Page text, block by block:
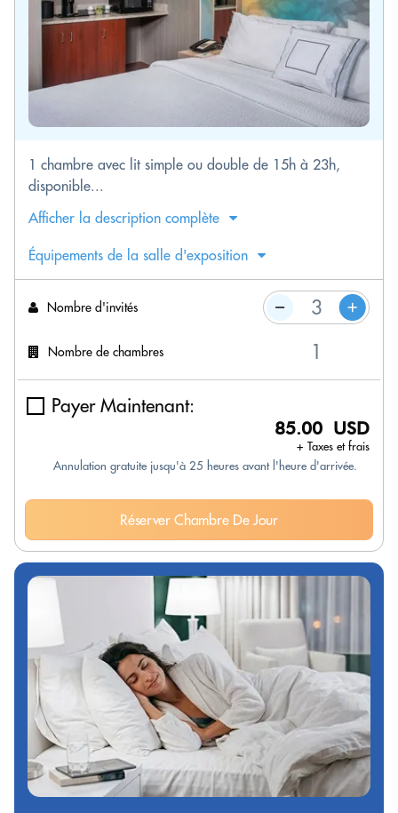
1 chambre avec lit simple ou double de 15h à 23h,
disponible...
Afficher la description complète
Équipements de la salle d'exposition
Nombre d'invités
Nombre de chambres
Payer Maintenant:
85.00 USD
+ Taxes et frais
Annulation gratuite jusqu'à 25 heures avant l'heure d'arrivée.
Réserver Chambre De Jour